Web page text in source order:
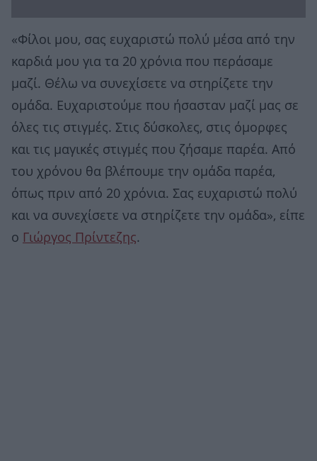
«Φίλοι μου, σας ευχαριστώ πολύ μέσα από την
καρδιά μου για τα 20 χρόνια που περάσαμε
μαζί. Θέλω να συνεχίσετε να στηρίζετε την
ομάδα. Ευχαριστούμε που ήσασταν μαζί μας σε
όλες τις στιγμές. Στις δύσκολες, στις όμορφες
και τις μαγικές στιγμές που ζήσαμε παρέα. Από
του χρόνου θα βλέπουμε την ομάδα παρέα,
όπως πριν από 20 χρόνια. Σας ευχαριστώ πολύ
και να συνεχίσετε να στηρίζετε την ομάδα», είπε
ο Γιώργος Πρίντεζης.